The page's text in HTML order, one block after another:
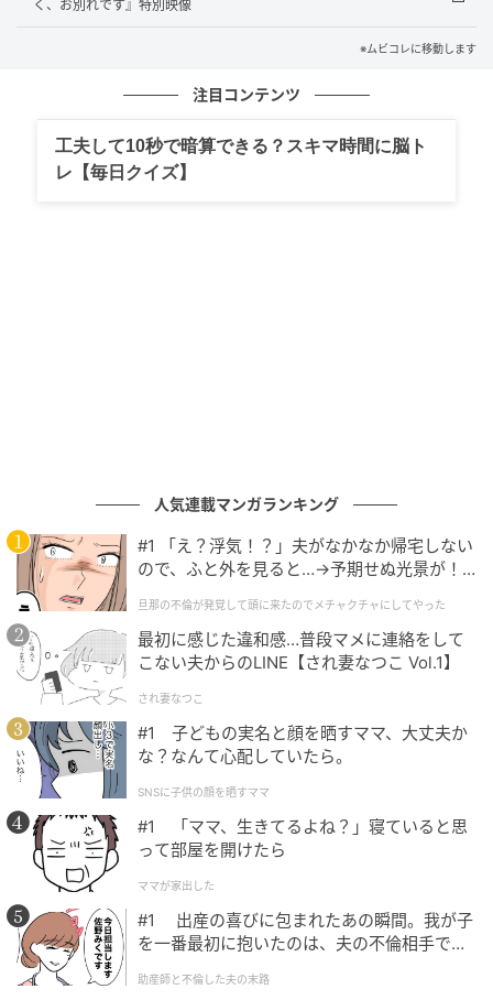
キャストやビジュアル、予告映像が解禁されるたび
みの高さに「全員ハマリ役」「再現度がエグすぎ
る！」と話題沸騰中の本作。その世界観をより感じら
れる、初公開カットを含む場面写真25点が一挙解禁さ
『SAKAMOTO DAYS』は2026年4月29日より劇場公
開。
元記事で読む
次の記事
「子どもって、環境を整えてあげたら育つ」
夜間保育園が教えてくれることとは？
く、お別れです』特別映像
※ムビコレに移動します
注目コンテンツ
工夫して10秒で暗算できる？スキマ時間に脳ト
レ【毎日クイズ】
人気連載マンガランキング
#1 「え？浮気！？」夫がなかなか帰宅しない
ので、ふと外を見ると…→予期せぬ光景が！
クチャにしてやった
旦那の不倫が発覚して頭に来たのでメチャクチャにしてやった
最初に感じた違和感…普段マメに連絡をして
こない夫からのLINE【され妻なつこ Vol.1】
され妻なつこ
#1 子どもの実名と顔を晒すママ、大丈夫か
な？なんて心配していたら。
SNSに子供の顔を晒すママ
#1 「ママ、生きてるよね？」寝ていると思
って部屋を開けたら
ママが家出した
#1 出産の喜びに包まれたあの瞬間。我が子
を一番最初に抱いたのは、夫の不倫相手でし
助産師と不倫した夫の末路